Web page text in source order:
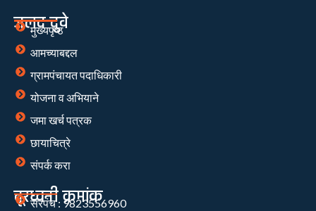
जलद दुवे
मुख्यपृष्ठ
आमच्याबद्दल
ग्रामपंचायत पदाधिकारी
योजना व अभियाने
जमा खर्च पत्रक
छायाचित्रे
संपर्क करा
दूरध्वनी क्रमांक
सरपंच : 9823556960